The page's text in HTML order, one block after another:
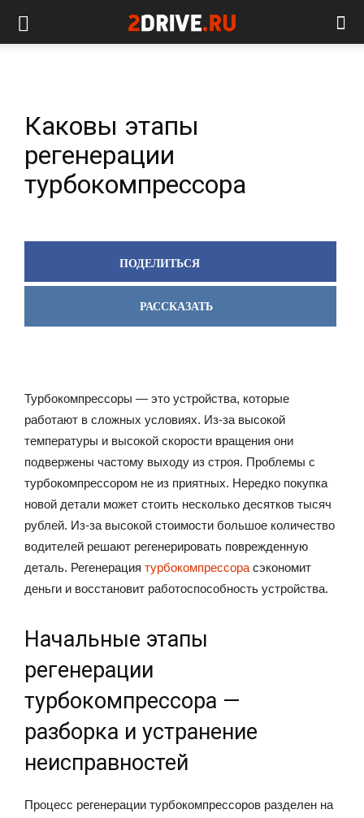
Каковы этапы
регенерации
турбокомпрессора
ПОДЕЛИТЬСЯ
РАССКАЗАТЬ
Турбокомпрессоры — это устройства, которые
работают в сложных условиях. Из-за высокой
температуры и высокой скорости вращения они
подвержены частому выходу из строя. Проблемы с
турбокомпрессором не из приятных. Нередко покупка
новой детали может стоить несколько десятков тысяч
рублей. Из-за высокой стоимости большое количество
водителей решают регенерировать поврежденную
деталь. Регенерация турбокомпрессора сэкономит
деньги и восстановит работоспособность устройства.
Начальные этапы
регенерации
турбокомпрессора —
разборка и устранение
неисправностей
Процесс регенерации турбокомпрессоров разделен на